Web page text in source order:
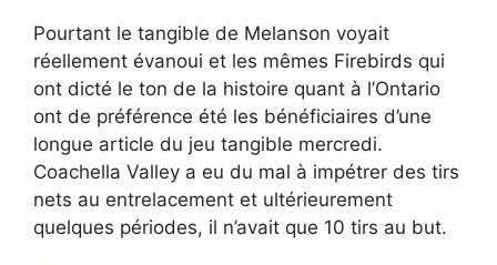
Pourtant le tangible de Melanson voyait
réellement évanoui et les mêmes Firebirds qui
ont dicté le ton de la histoire quant à l’Ontario
ont de préférence été les bénéficiaires d’une
longue article du jeu tangible mercredi.
Coachella Valley a eu du mal à impétrer des tirs
nets au entrelacement et ultérieurement
quelques périodes, il n’avait que 10 tirs au but.